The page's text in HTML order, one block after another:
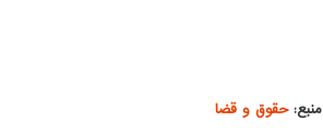
منبع:حقوق و قضا